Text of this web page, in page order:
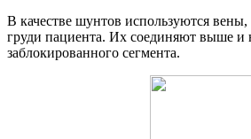
В качестве шунтов используются вены,
груди пациента. Их соединяют выше и
заблокированного сегмента.